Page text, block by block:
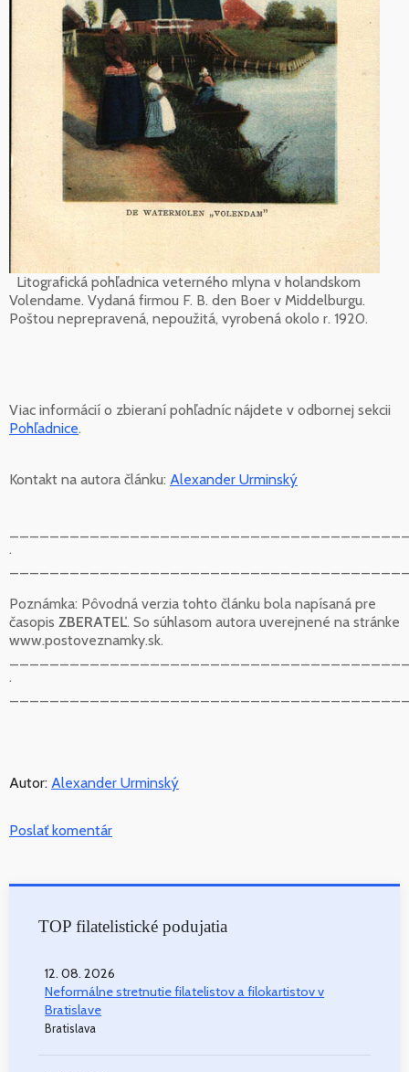
Litografická pohľadnica veterného mlyna v holandskom
Volendame. Vydaná firmou F. B. den Boer v Middelburgu.
Poštou neprepravená, nepoužitá, vyrobená okolo r. 1920.
Viac informácií o zbieraní pohľadníc nájdete v odbornej sekcii
Pohľadnice.
Kontakt na autora článku: Alexander Urminský
.
Poznámka: Pôvodná verzia tohto článku bola napísaná pre
časopis ZBERATEĽ. So súhlasom autora uverejnené na stránke
www.postoveznamky.sk.
.
Autor: Alexander Urminský
Poslať komentár
TOP filatelistické podujatia
12. 08. 2026
Neformálne stretnutie filatelistov a filokartistov v
Bratislave
Bratislava